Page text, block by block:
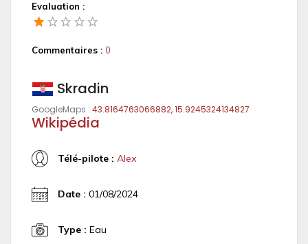
Evaluation :
Commentaires : 0
Skradin
GoogleMaps : 43.8164763066882, 15.9245324134827
Wikipédia
Télé-pilote : Alex
Date : 01/08/2024
Type : Eau